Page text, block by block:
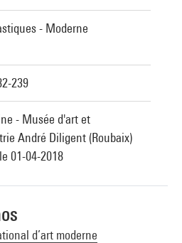
- Moderne
239
- Musée d'art et
André Diligent (Roubaix)
01-04-2018
d’art moderne